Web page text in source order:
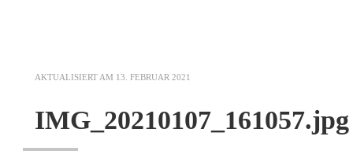
AKTUALISIERT AM 13. FEBRUAR 2021
IMG_20210107_161057.jpg